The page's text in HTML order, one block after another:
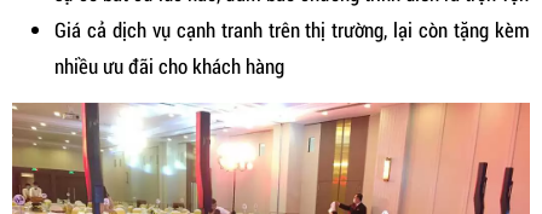
Giá cả dịch vụ cạnh tranh trên thị trường, lại còn tặng kèm
nhiều ưu đãi cho khách hàng